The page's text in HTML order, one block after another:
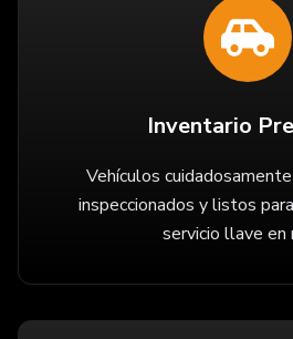
Inventario
Vehículos
inspeccionados y listos
servicio llave en